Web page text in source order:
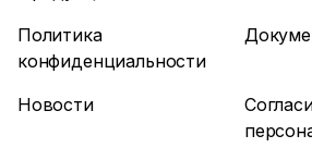
Политика
конфиденциальности
Новости